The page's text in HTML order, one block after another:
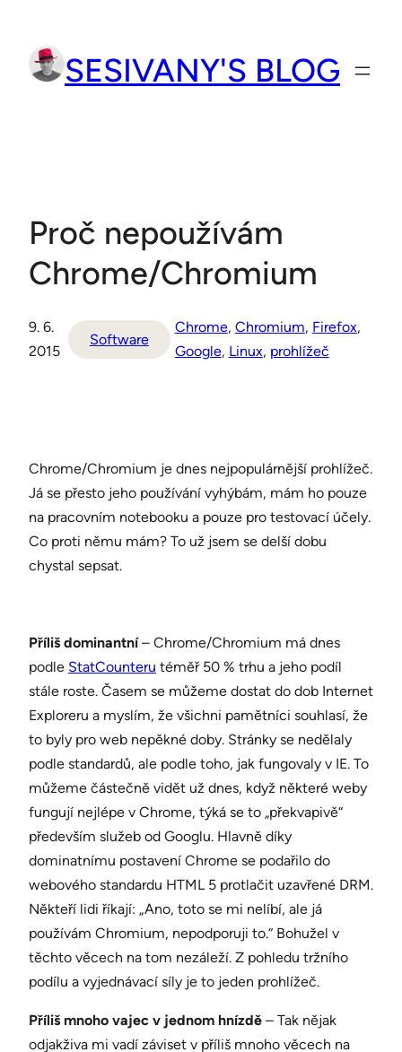
obsah
SESIVANY'S BLOG
Proč nepoužívám
Chrome/Chromium
9. 6.
2015
Software
Chrome, Chromium, Firefox,
Google, Linux, prohlížeč
Chrome/Chromium je dnes nejpopulárnější prohlížeč.
Já se přesto jeho používání vyhýbám, mám ho pouze
na pracovním notebooku a pouze pro testovací účely.
Co proti němu mám? To už jsem se delší dobu
chystal sepsat.
Příliš dominantní– Chrome/Chromium má dnes
podle StatCounteru téměř 50 % trhu a jeho podíl
stále roste. Časem se můžeme dostat do dob Internet
Exploreru a myslím, že všichni pamětníci souhlasí, že
to byly pro web nepěkné doby. Stránky se nedělaly
podle standardů, ale podle toho, jak fungovaly v IE. To
můžeme částečně vidět už dnes, když některé weby
fungují nejlépe v Chrome, týká se to „překvapivě“
především služeb od Googlu. Hlavně díky
dominatnímu postavení Chrome se podařilo do
webového standardu HTML 5 protlačit uzavřené DRM.
Někteří lidi říkají: „Ano, toto se mi nelíbí, ale já
používám Chromium, nepodporuji to.“ Bohužel v
těchto věcech na tom nezáleží. Z pohledu tržního
podílu a vyjednávací síly je to jeden prohlížeč.
Příliš mnoho vajec v jednom hnízdě – Tak nějak
odjakživa mi vadí záviset v příliš mnoho věcech na